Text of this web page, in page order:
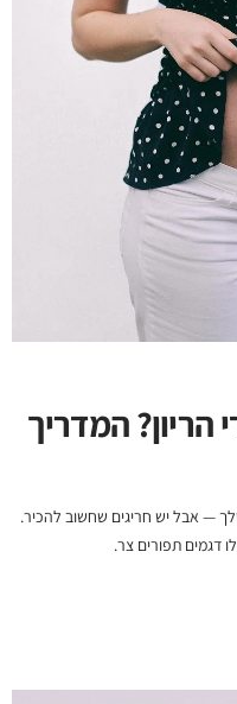
הריון? המדריך
— אבל יש חריגים שחשוב להכיר.
דגמים תפורים צר.